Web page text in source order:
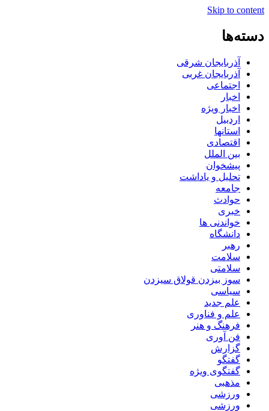
Skip to content
دسته‌ها
آذربایجان شرقی
آذربایجان غربی
اجتماعی
اخبار
اخبار ویژه
اردبیل
استانها
اقتصادی
بین الملل
پیشخوان
تحلیل و یاداشت
جامعه
حوادث
خبری
خواندنی ها
دانشگاه
رهبر
سلامت
سلامتی
سوز بیزدن قولاق سیزدن
سیاسی
علم جدید
علم و فناوری
فرهنگ و هنر
فن آوری
گزارش
گفتگو
گفتگوی ویژه
مذهبی
ورزشی
ورزشی